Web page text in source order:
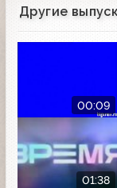
Другие
00:09
01:38